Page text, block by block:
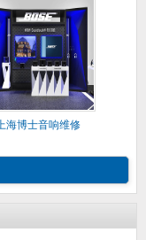
上海博士音响维修